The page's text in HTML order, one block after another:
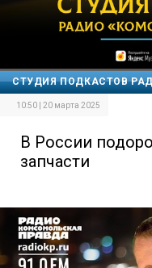
СТУДИЯ ПОДКАСТОВ
10:50 | 20 марта 2025
В России
запчасти